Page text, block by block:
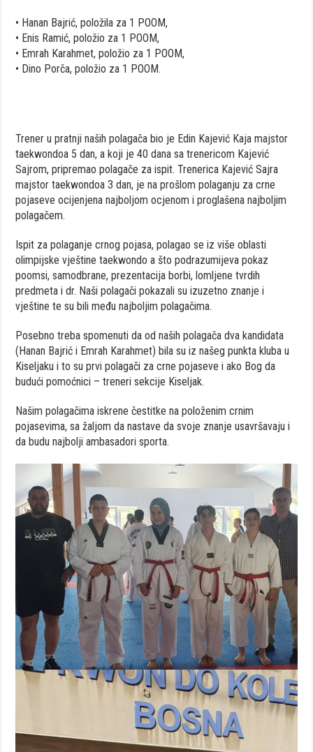
• Hanan Bajrić, položila za 1 POOM,
• Enis Ramić, položio za 1 POOM,
• Emrah Karahmet, položio za 1 POOM,
• Dino Porča, položio za 1 POOM.
Trener u pratnji naših polagača bio je Edin Kajević Kaja majstor
taekwondoa 5 dan, a koji je 40 dana sa trenericom Kajević
Sajrom, pripremao polagače za ispit. Trenerica Kajević Sajra
majstor taekwondoa 3 dan, je na prošlom polaganju za crne
pojaseve ocijenjena najboljom ocjenom i proglašena najboljim
polagačem.
Ispit za polaganje crnog pojasa, polagao se iz više oblasti
olimpijske vještine taekwondo a što podrazumijeva pokaz
poomsi, samodbrane, prezentacija borbi, lomljene tvrdih
predmeta i dr. Naši polagači pokazali su izuzetno znanje i
vještine te su bili među najboljim polagačima.
Posebno treba spomenuti da od naših polagača dva kandidata
(Hanan Bajrić i Emrah Karahmet) bila su iz našeg punkta kluba u
Kiseljaku i to su prvi polagači za crne pojaseve i ako Bog da
budući pomoćnici – treneri sekcije Kiseljak.
Našim polagačima iskrene čestitke na položenim crnim
pojasevima, sa žaljom da nastave da svoje znanje usavršavaju i
da budu najbolji ambasadori sporta.